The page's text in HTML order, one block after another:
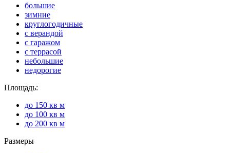
большие
зимние
круглогодичные
с верандой
с гаражом
с террасой
небольшие
недорогие
Площадь:
до 150 кв м
до 100 кв м
до 200 кв м
Размеры